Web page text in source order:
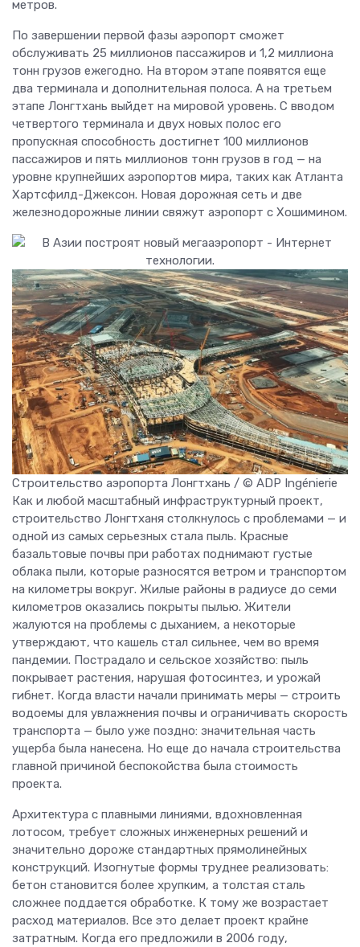
метров.
По завершении первой фазы аэропорт сможет
обслуживать 25 миллионов пассажиров и 1,2 миллиона
тонн грузов ежегодно. На втором этапе появятся еще
два терминала и дополнительная полоса. А на третьем
этапе Лонгтхань выйдет на мировой уровень. С вводом
четвертого терминала и двух новых полос его
пропускная способность достигнет 100 миллионов
пассажиров и пять миллионов тонн грузов в год — на
уровне крупнейших аэропортов мира, таких как Атланта
Хартсфилд-Джексон. Новая дорожная сеть и две
железнодорожные линии свяжут аэропорт с Хошимином.
Строительство аэропорта Лонгтхань / © ADP Ingénierie
Как и любой масштабный инфраструктурный проект,
строительство Лонгтханя столкнулось с проблемами — и
одной из самых серьезных стала пыль. Красные
базальтовые почвы при работах поднимают густые
облака пыли, которые разносятся ветром и транспортом
на километры вокруг. Жилые районы в радиусе до семи
километров оказались покрыты пылью. Жители
жалуются на проблемы с дыханием, а некоторые
утверждают, что кашель стал сильнее, чем во время
пандемии. Пострадало и сельское хозяйство: пыль
покрывает растения, нарушая фотосинтез, и урожай
гибнет. Когда власти начали принимать меры — строить
водоемы для увлажнения почвы и ограничивать скорость
транспорта — было уже поздно: значительная часть
ущерба была нанесена. Но еще до начала строительства
главной причиной беспокойства была стоимость
проекта.
Архитектура с плавными линиями, вдохновленная
лотосом, требует сложных инженерных решений и
значительно дороже стандартных прямолинейных
конструкций. Изогнутые формы труднее реализовать:
бетон становится более хрупким, а толстая сталь
сложнее поддается обработке. К тому же возрастает
расход материалов. Все это делает проект крайне
затратным. Когда его предложили в 2006 году,